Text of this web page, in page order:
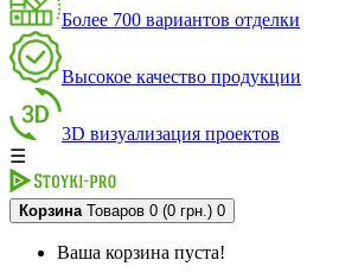
Более 700 вариантов отделки
Высокое качество продукции
3D визуализация проектов
☰
Корзина Товаров 0 (0 грн.) 0
Ваша корзина пуста!